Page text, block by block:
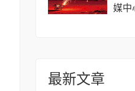
媒中
最新文章